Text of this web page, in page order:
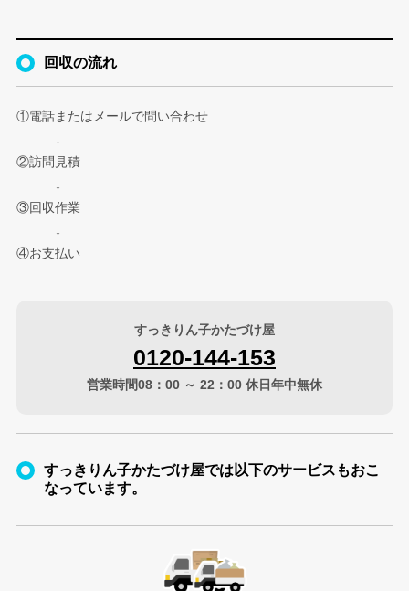
回収の流れ
①電話またはメールで問い合わせ
↓
②訪問見積
↓
③回収作業
↓
④お支払い
すっきりん子かたづけ屋
0120-144-153
営業時間08：00 ～ 22：00 休日年中無休
すっきりん子かたづけ屋では以下のサービスもおこ
なっています。